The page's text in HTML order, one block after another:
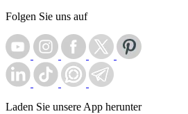
Folgen Sie uns auf
Laden Sie unsere App herunter